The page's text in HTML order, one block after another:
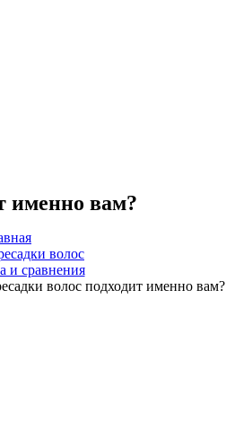
именно вам?
волос
и сравнения
волос подходит именно вам?